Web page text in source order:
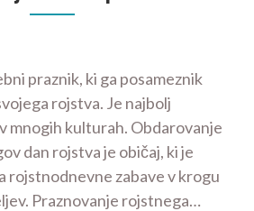
praznik, ki ga posameznik
rojstva. Je najbolj
mnogih kulturah. Obdarovanje
dan rojstva je običaj, ki je
rojstnodnevne zabave v krogu
Praznovanje rojstnega…